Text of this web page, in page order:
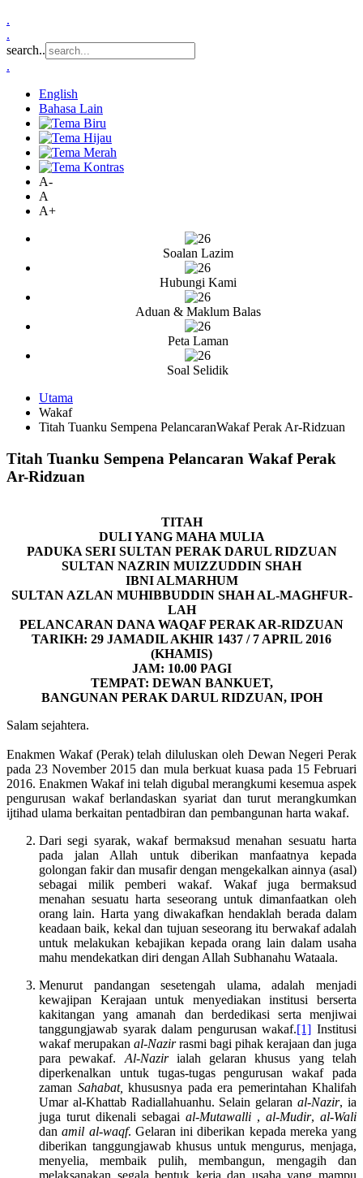
.
.
search..
.
English
Bahasa Lain
A-
A
A+
Soalan Lazim
Hubungi Kami
Aduan & Maklum Balas
Peta Laman
Soal Selidik
Utama
Wakaf
Titah Tuanku Sempena PelancaranWakaf Perak Ar-Ridzuan
Titah Tuanku Sempena Pelancaran Wakaf Perak
Ar-Ridzuan
TITAH
DULI YANG MAHA MULIA
PADUKA SERI SULTAN PERAK DARUL RIDZUAN
SULTAN NAZRIN MUIZZUDDIN SHAH
IBNI ALMARHUM
SULTAN AZLAN MUHIBBUDDIN SHAH AL-MAGHFUR-
LAH
PELANCARAN DANA WAQAF PERAK AR-RIDZUAN
TARIKH: 29 JAMADIL AKHIR 1437 / 7 APRIL 2016
(KHAMIS)
JAM: 10.00 PAGI
TEMPAT: DEWAN BANKUET,
BANGUNAN PERAK DARUL RIDZUAN, IPOH
Salam sejahtera.
Enakmen Wakaf (Perak) telah diluluskan oleh Dewan Negeri Perak
pada 23 November 2015 dan mula berkuat kuasa pada 15 Februari
2016. Enakmen Wakaf ini telah digubal merangkumi kesemua aspek
pengurusan wakaf berlandaskan syariat dan turut merangkumkan
ijtihad ulama berkaitan pentadbiran dan pembangunan harta wakaf.
Dari segi syarak, wakaf bermaksud menahan sesuatu harta
pada jalan Allah untuk diberikan manfaatnya kepada
golongan fakir dan musafir dengan mengekalkan ainnya (asal)
sebagai milik pemberi wakaf. Wakaf juga bermaksud
menahan sesuatu harta seseorang untuk dimanfaatkan oleh
orang lain. Harta yang diwakafkan hendaklah berada dalam
keadaan baik, kekal dan tujuan seseorang itu berwakaf adalah
untuk melakukan kebajikan kepada orang lain dalam usaha
mahu mendekatkan diri dengan Allah Subhanahu Wataala.
Menurut pandangan sesetengah ulama, adalah menjadi
kewajipan Kerajaan untuk menyediakan institusi berserta
kakitangan yang amanah dan berdedikasi serta menjiwai
tanggungjawab syarak dalam pengurusan wakaf.[1] Institusi
wakaf merupakan al-Nazirrasmi bagi pihak kerajaan dan juga
para pewakaf.Al-Nazir ialah gelaran khusus yang telah
diperkenalkan untuk tugas-tugas pengurusan wakaf pada
zaman Sahabat, khususnya pada era pemerintahan Khalifah
Umar al-Khattab Radiallahuanhu. Selain gelaranal-Nazir, ia
juga turut dikenali sebagai al-Mutawalli , al-Mudir, al-Wali
danamil al-waqf. Gelaran ini diberikan kepada mereka yang
diberikan tanggungjawab khusus untuk mengurus, menjaga,
menyelia, membaik pulih, membangun, mengagih dan